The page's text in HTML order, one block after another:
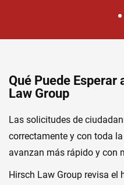
Qué Puede
Law Group
Las solicitudes de
correctamente y con toda
avanzan más rápido y con
Hirsch Law Group revisa